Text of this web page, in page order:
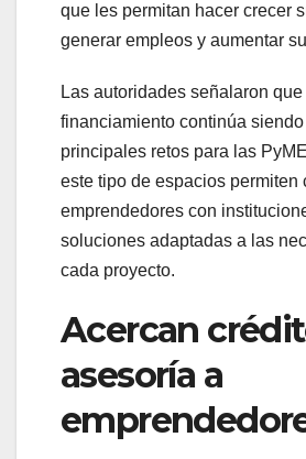
que les permitan hacer crecer
generar empleos y aumentar
Las autoridades señalaron que
financiamiento continúa
principales retos para las
este tipo de espacios permiten
emprendedores con
soluciones adaptadas a las
cada proyecto.
Acercan
asesoría a